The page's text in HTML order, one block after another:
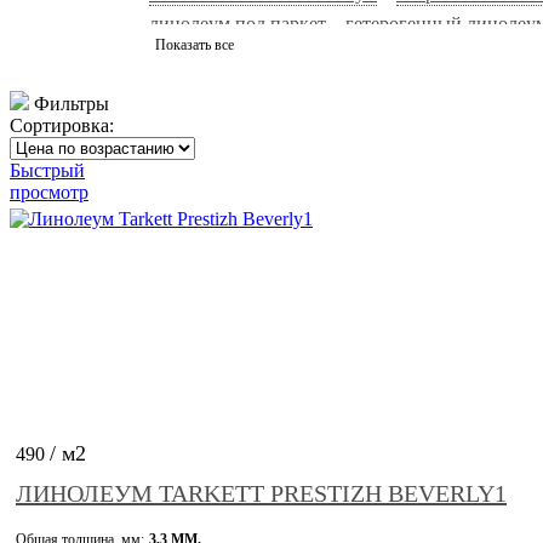
линолеум под паркет
гетерогенный
сценический линолеум
линолеум акцент про
Показать все
Фильтры
Сортировка:
Быстрый
просмотр
490 / м2
ЛИНОЛЕУМ TARKETT PRESTIZH BEVERLY1